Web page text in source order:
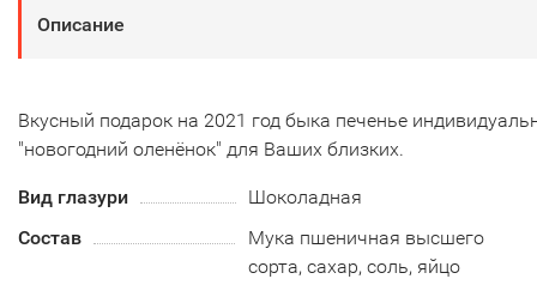
Описание
Вкусный подарок на 2021 год быка печенье
"новогодний оленёнок" для Ваших близких.
Вид глазури
Шоколадная
Состав
Мука пшеничная высшего
сорта, сахар, соль, яйцо